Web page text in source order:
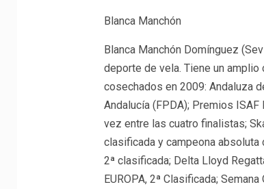
Blanca Manchón
Blanca Manchón Domínguez
deporte de vela. Tiene un
cosechados en 2009: Andaluza
Andalucía (FPDA); Premios
vez entre las cuatro finalistas;
clasificada y campeona absoluta
2ª clasificada; Delta Lloyd
EUROPA, 2ª Clasificada;